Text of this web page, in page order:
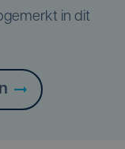
in dit